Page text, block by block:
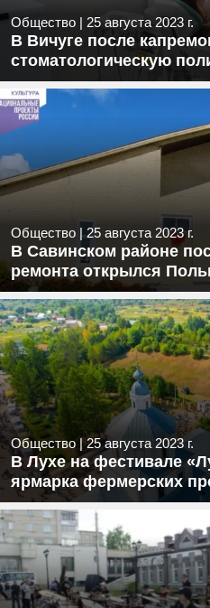
Общество | 25 августа 2023 г.
В Вичуге после
стоматологическую
Общество | 25 августа 2023 г.
В Савинском районе
ремонта открылся
Общество |25 августа 2023 г.
В Лухе на фестивале
ярмарка фермерских